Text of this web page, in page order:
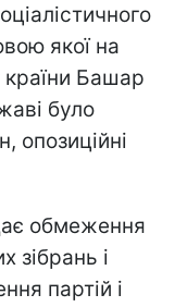
якої на
Башар
було
опозиційні
обмеження
зібрань і
партій і